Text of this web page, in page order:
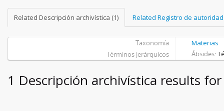
Related Descripción archivística (1) Related Registro de autoridad
Taxonomía
Materias
Términos jerárquicos
Ábsides
1 Descripción archivística results